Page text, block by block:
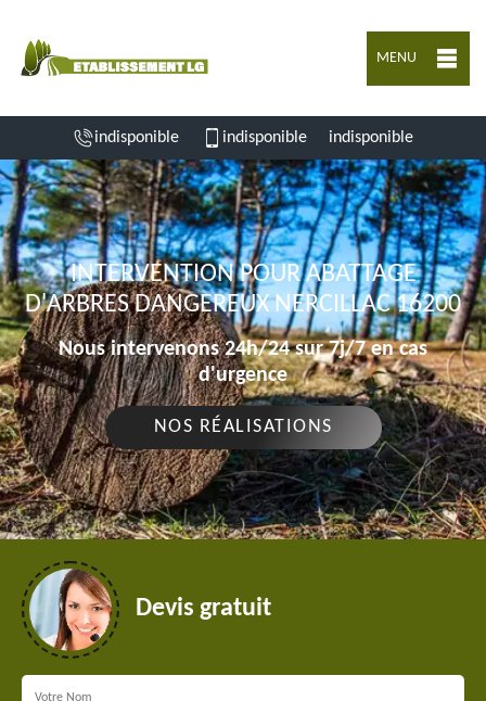
MENU
indisponible indisponible indisponible
INTERVENTION POUR ABATTAGE
D'ARBRES DANGEREUX NERCILLAC 16200
Nous intervenons 24h/24 sur 7j/7 en cas
d'urgence
NOS RÉALISATIONS
Devis gratuit